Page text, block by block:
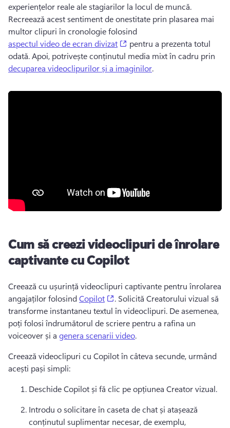
Recreează acest sentiment de onestitate prin plasarea mai
multor clipuri în cronologie folosind
aspectul video de ecran divizat
(opens in a new tab)
pentru a prezenta totul
odată. Apoi, potrivește conținutul media mixt în cadru prin
decuparea videoclipurilor și a imaginilor.
Cum să creezi videoclipuri de înrolare
captivante cu Copilot
Creează cu ușurință videoclipuri captivante pentru înrolarea
angajaților folosind Copilot (opens in a new tab)
. Solicită Creatorului vizual să
transforme instantaneu textul în videoclipuri. De asemenea,
poți folosi îndrumătorul de scriere pentru a rafina un
voiceover și a genera scenarii video.
Creează videoclipuri cu Copilot în câteva secunde, urmând
acești pași simpli:
Deschide Copilot și fă clic pe opțiunea Creator vizual.
Introdu o solicitare în caseta de chat și atașează
conținutul suplimentar necesar, de exemplu,